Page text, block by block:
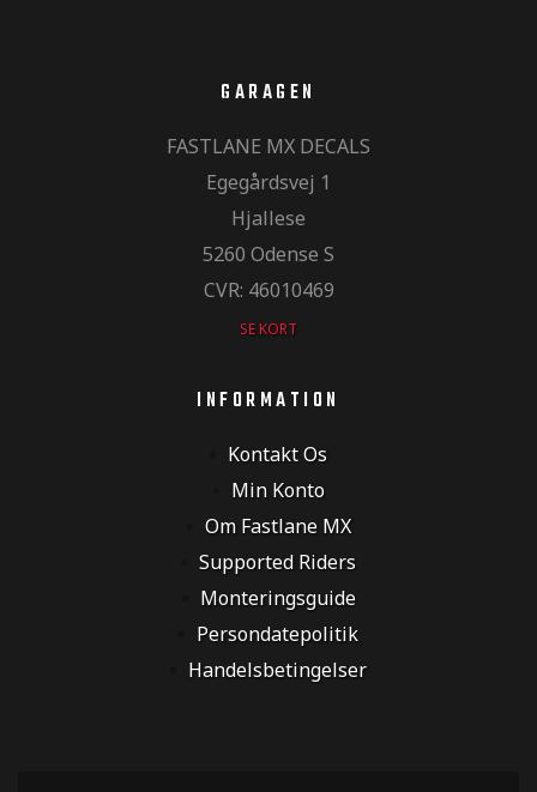
GARAGEN
FASTLANE MX DECALS
Egegårdsvej 1
Hjallese
5260 Odense S
CVR: 46010469
SE KORT
INFORMATION
Kontakt Os
Min Konto
Om Fastlane MX
Supported Riders
Monteringsguide
Persondatepolitik
Handelsbetingelser